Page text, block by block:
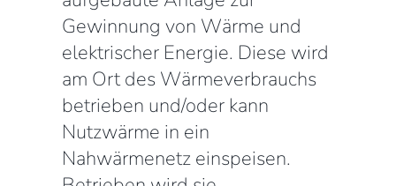
Gewinnung von Wärme und
elektrischer Energie. Diese wird
am Ort des Wärmeverbrauchs
betrieben und/oder kann
Nutzwärme in ein
Nahwärmenetz einspeisen.